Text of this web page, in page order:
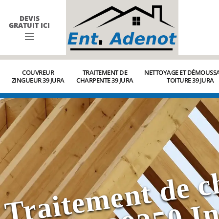
DEVIS
GRATUIT ICI
COUVREUR
ZINGUEUR 39 JURA
TRAITEMENT DE
CHARPENTE 39 JURA
NETTOYAGE ET
TOITURE 39 JURA